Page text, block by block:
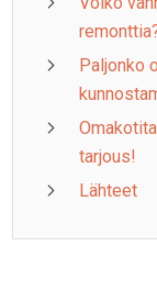
Paljonko
tarjous!
Lähteet